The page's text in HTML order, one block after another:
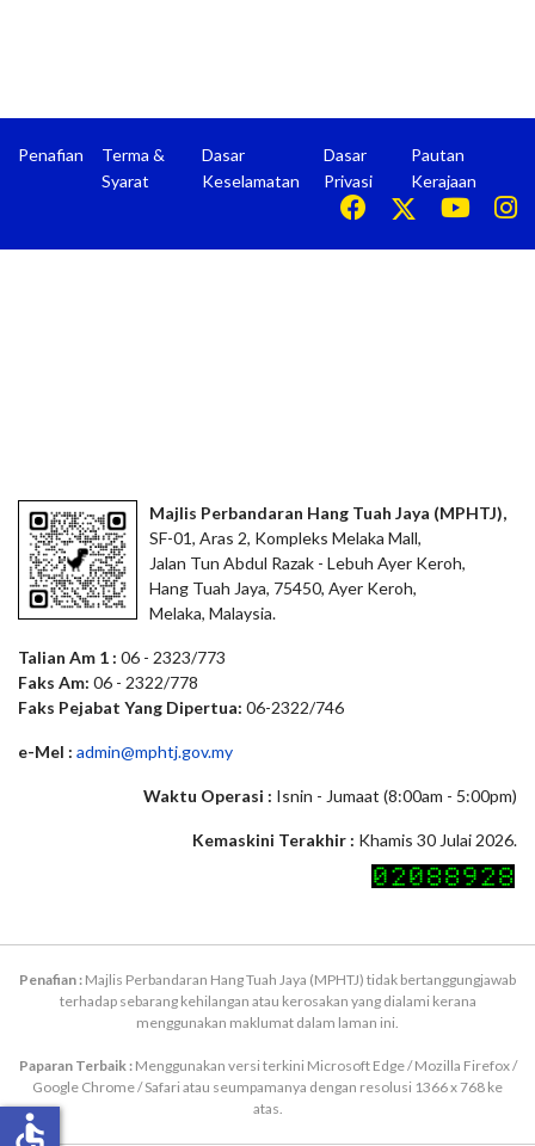
Penafian
Terma &
Syarat
Dasar
Keselamatan
Dasar
Privasi
Pautan
Kerajaan
Majlis Perbandaran Hang Tuah Jaya (MPHTJ),
SF-01, Aras 2, Kompleks Melaka Mall,
Jalan Tun Abdul Razak - Lebuh Ayer Keroh,
Hang Tuah Jaya, 75450, Ayer Keroh,
Melaka, Malaysia.
Talian Am 1 : 06 - 2323/773
Faks Am: 06 - 2322/778
Faks Pejabat Yang Dipertua: 06-2322/746
e-Mel : admin@mphtj.gov.my
Waktu Operasi : Isnin - Jumaat (8:00am - 5:00pm)
Kemaskini Terakhir : Khamis 30 Julai 2026.
Penafian : Majlis Perbandaran Hang Tuah Jaya (MPHTJ) tidak bertanggungjawab
terhadap sebarang kehilangan atau kerosakan yang dialami kerana
menggunakan maklumat dalam laman ini.
Paparan Terbaik :Menggunakan versi terkini Microsoft Edge / Mozilla Firefox /
Google Chrome / Safari atau seumpamanya dengan resolusi 1366 x 768 ke
atas.
accessible